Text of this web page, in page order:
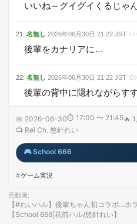
いいね～グイグイくるじゃ
21 : 名無し 2026年06月30日 21:22 JST ID:
後輩をカナリアに…
22: 名無し 2026年06月30日 21:22 JST ID:
後輩の背中に隠れながらす
📅 2026-06-30⏱ 17:00 〜 21:45🔥
📺 Rei Ch. 悠針れい
🎮School 666
ゲーム実況
元動画:
【#れいハル】後輩ちゃん初コラボ…ホ
【School 666|花前ハル/悠針れい】